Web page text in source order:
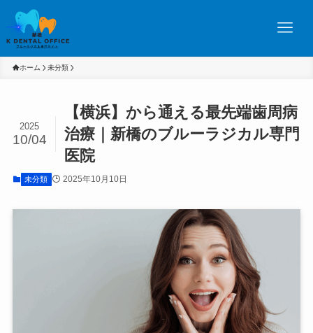
ホーム 未分類
【横浜】から通える最先端歯周病
治療｜新橋のブルーラジカル専門
医院
2025
10/04
未分類 2025年10月10日